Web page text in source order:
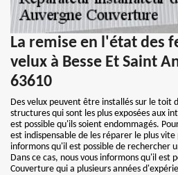
La remise en l'état des
velux à Besse Et Saint
63610
Des velux peuvent être installés sur le toit
structures qui sont les plus exposées aux
est possible qu'ils soient endommagés.
est indispensable de les réparer le plus vite
informons qu'il est possible de rechercher
Dans ce cas, nous vous informons qu'il est
Couverture qui a plusieurs années